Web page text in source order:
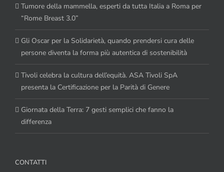
Tumore della mammella, esperti da tutta Italia a Roma per
“Rome Breast 3.0”
Gli Oscar per la Solidarietà, quando prendersi cura delle
persone diventa la forma più autentica di sostenibilità
Tivoli celebra la cultura dell’equità. ASA Tivoli SpA
presenta la Certificazione per la Parità di Genere
Giornata della Terra: 7 gesti semplici che fanno la
differenza
CONTATTI